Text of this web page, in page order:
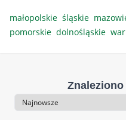
małopolskie śląskie
pomorskie dolnośląskie
Znaleziono
Sortowanie